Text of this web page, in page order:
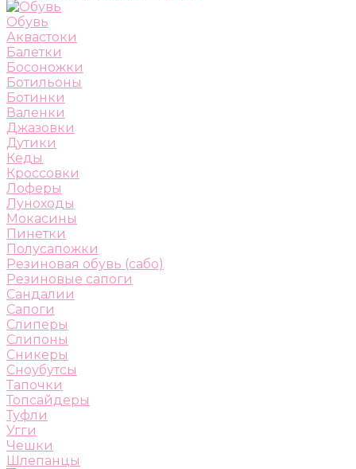
Обувь
Аквастоки
Балетки
Босоножки
Ботильоны
Ботинки
Валенки
Джазовки
Дутики
Кеды
Кроссовки
Лоферы
Луноходы
Мокасины
Пинетки
Полусапожки
Резиновая обувь (сабо)
Резиновые сапоги
Сандалии
Сапоги
Слиперы
Слипоны
Сникеры
Сноубутсы
Тапочки
Топсайдеры
Туфли
Угги
Чешки
Шлепанцы